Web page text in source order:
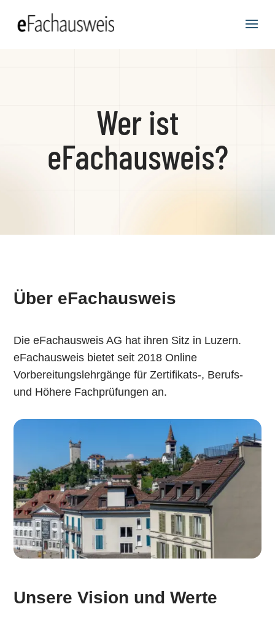
Wer ist
eFachausweis?
Über eFachausweis
Die eFachausweis AG hat ihren Sitz in Luzern.
eFachausweis bietet seit 2018 Online
Vorbereitungslehrgänge für Zertifikats-, Berufs-
und Höhere Fachprüfungen an.
Unsere Vision und Werte